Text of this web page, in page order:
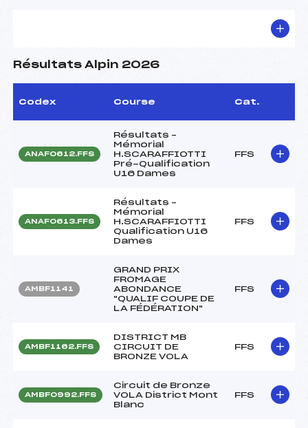
Résultats Alpin 2026
Codex Course Cat.
ANAF0612.FFS
Résultats –
Mémorial
H.SCARAFFIOTTI
Pré-Qualification
U16 Dames
FFS
ANAF0613.FFS
Résultats –
Mémorial
H.SCARAFFIOTTI
Qualification U16
Dames
FFS
AMBF1141
GRAND PRIX
FROMAGE
ABONDANCE
"QUALIF COUPE DE
LA FÉDÉRATION"
FFS
AMBF1162.FFS
DISTRICT MB
CIRCUIT DE
BRONZE VOLA
FFS
AMBF0992.FFS
Circuit de Bronze
VOLA District Mont
Blanc
FFS